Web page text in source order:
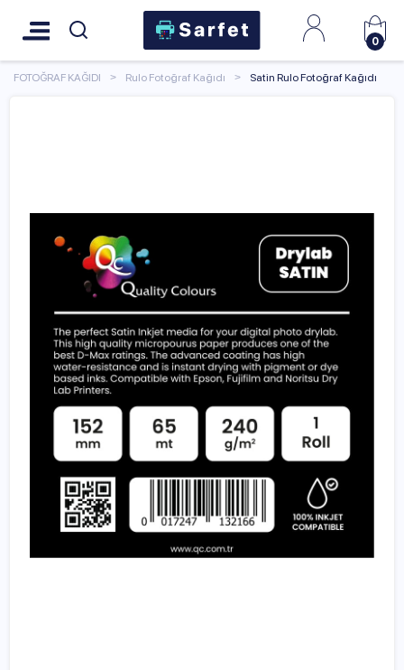
0
FOTOĞRAF KAĞIDI Rulo Fotoğraf Kağıdı Satin Rulo Fotoğraf Kağıdı